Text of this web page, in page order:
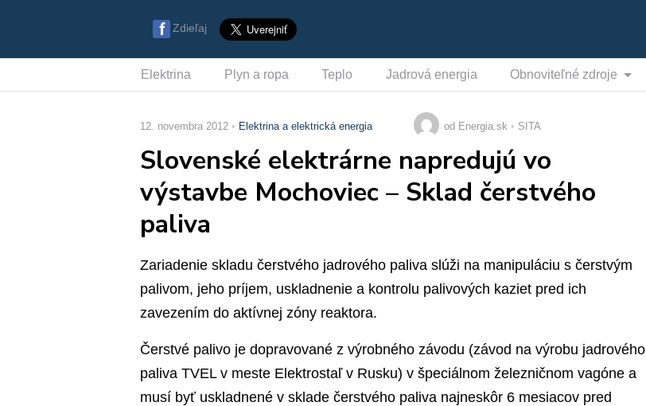
Zdieľaj
Elektrina Plyn a ropa Teplo Jadrová energia Obnoviteľné zdroje
12. novembra 2012 Elektrina a elektrická energia od Energia.sk SITA
Slovenské elektrárne napredujú vo
výstavbe Mochoviec – Sklad čerstvého
paliva
Zariadenie skladu čerstvého jadrového paliva slúži na manipuláciu s čerstvým
palivom, jeho príjem, uskladnenie a kontrolu palivových kaziet pred ich
zavezením do aktívnej zóny reaktora.
Čerstvé palivo je dopravované z výrobného závodu (závod na výrobu jadrového
paliva TVEL v meste Elektrostaľ v Rusku) v špeciálnom železničnom vagóne a
musí byť uskladnené v sklade čerstvého paliva najneskôr 6 mesiacov pred